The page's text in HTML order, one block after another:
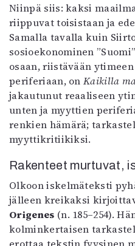
Niinpä siis: kaksi
riippuvat toisistaan ja
Samalla tavalla kuin
sosioekonominen
osaan, riistävään
periferiaan, onKaikilla
jakautunut reaaliseen
unten ja myyttien
renkien hämärä;
myyttikritiikiksi.
Rakenteet murtuvat,
Olkoon iskelmäteksti
jälleen kreikaksi
Origenes (n. 185–254).
kolminkertaisen